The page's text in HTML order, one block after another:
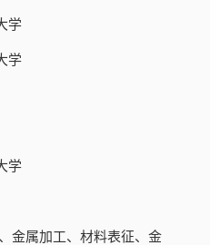
学
学
学
金属加工、材料表征、金